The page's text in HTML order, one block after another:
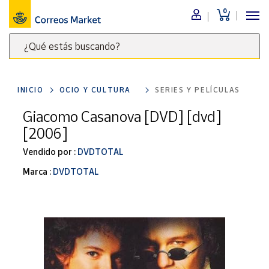
0
¿Qué estás buscando?
clave
para
buscar
productos
Correos
Menú
Nuestro
catálogo
Alimentación
Bebidas
Ocio y cultura
Juguetes y
Merchandising
INICIO OCIO Y CULTURA SERIES Y PELÍCULAS
Giacomo Casanova [DVD] [dvd]
[2006]
Vendido por : DVDTOTAL
Marca : DVDTOTAL